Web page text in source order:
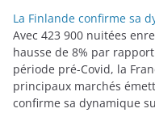
La Finlande confirme sa
Avec 423 900 nuitées
hausse de 8% par
période pré-Covid, la
principaux marchés
confirme sa dynamique